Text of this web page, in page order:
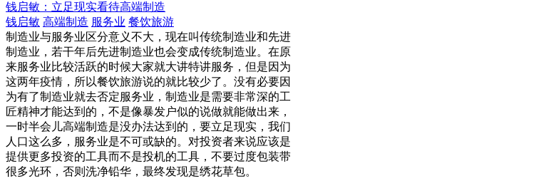
钱启敏：立足现实看待高端制造
钱启敏 高端制造 服务业 餐饮旅游
制造业与服务业区分意义不大，现在叫传统制造业和先进
制造业，若干年后先进制造业也会变成传统制造业。在原
来服务业比较活跃的时候大家就大讲特讲服务，但是因为
这两年疫情，所以餐饮旅游说的就比较少了。没有必要因
为有了制造业就去否定服务业，制造业是需要非常深的工
匠精神才能达到的，不是像暴发户似的说做就能做出来，
一时半会儿高端制造是没办法达到的，要立足现实，我们
人口这么多，服务业是不可或缺的。对投资者来说应该是
提供更多投资的工具而不是投机的工具，不要过度包装带
很多光环，否则洗净铅华，最终发现是绣花草包。